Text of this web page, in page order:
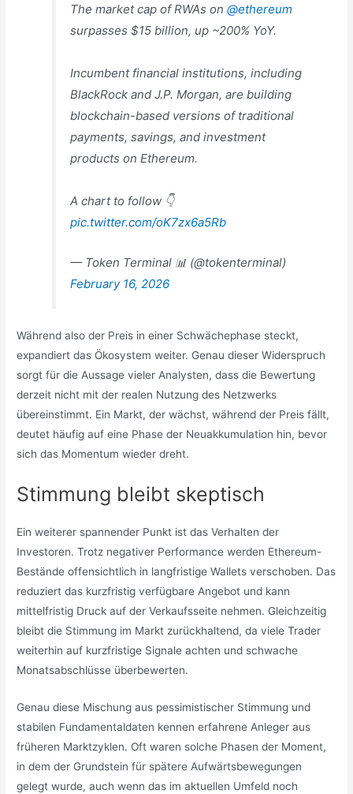
The market cap of RWAs on@ethereum
surpasses $15 billion, up ~200% YoY.
Incumbent financial institutions, including
BlackRock and J.P. Morgan, are building
blockchain-based versions of traditional
payments, savings, and investment
products on Ethereum.
A chart to follow 👇
pic.twitter.com/oK7zx6a5Rb
— Token Terminal 📊 (@tokenterminal)
February 16, 2026
Während also der Preis in einer Schwächephase steckt,
expandiert das Ökosystem weiter. Genau dieser Widerspruch
sorgt für die Aussage vieler Analysten, dass die Bewertung
derzeit nicht mit der realen Nutzung des Netzwerks
übereinstimmt. Ein Markt, der wächst, während der Preis fällt,
deutet häufig auf eine Phase der Neuakkumulation hin, bevor
sich das Momentum wieder dreht.
Stimmung bleibt skeptisch
Ein weiterer spannender Punkt ist das Verhalten der
Investoren. Trotz negativer Performance werden Ethereum-
Bestände offensichtlich in langfristige Wallets verschoben. Das
reduziert das kurzfristig verfügbare Angebot und kann
mittelfristig Druck auf der Verkaufsseite nehmen. Gleichzeitig
bleibt die Stimmung im Markt zurückhaltend, da viele Trader
weiterhin auf kurzfristige Signale achten und schwache
Monatsabschlüsse überbewerten.
Genau diese Mischung aus pessimistischer Stimmung und
stabilen Fundamentaldaten kennen erfahrene Anleger aus
früheren Marktzyklen. Oft waren solche Phasen der Moment,
in dem der Grundstein für spätere Aufwärtsbewegungen
gelegt wurde, auch wenn das im aktuellen Umfeld noch